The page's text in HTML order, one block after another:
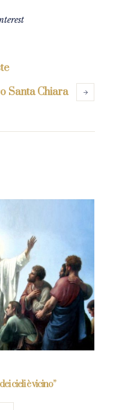
Santa Chiara
cieli è vicino”